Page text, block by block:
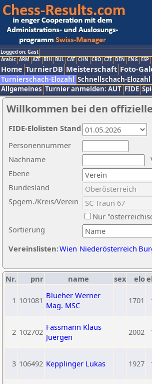
Logged on: Gast
Arabic ARM AZE BIH BUL CAT CHN CRO CZE DEN ENG ESP
Home TurnierDB Meisterschaft Foto-
Turnierschach-Elozahl Schnellschach-Elozahl
Allgemeines Turnier anmelden: AUT FIDE
Willkommen bei den
Nachname
Ebene
Sortierung
Personennummer
Bundesland
Spgem./Kreis/Verein
Nur
Vereinslisten:Wien Niederösterreich
FIDE-Elolisten Stand
Nr. pnr name sex elo
1 101081 Blueher Werner
Mag. MSC
1701
2 102702 Fassmann Klaus
Juergen
2002
3 106492 Kepplinger Lukas 1927